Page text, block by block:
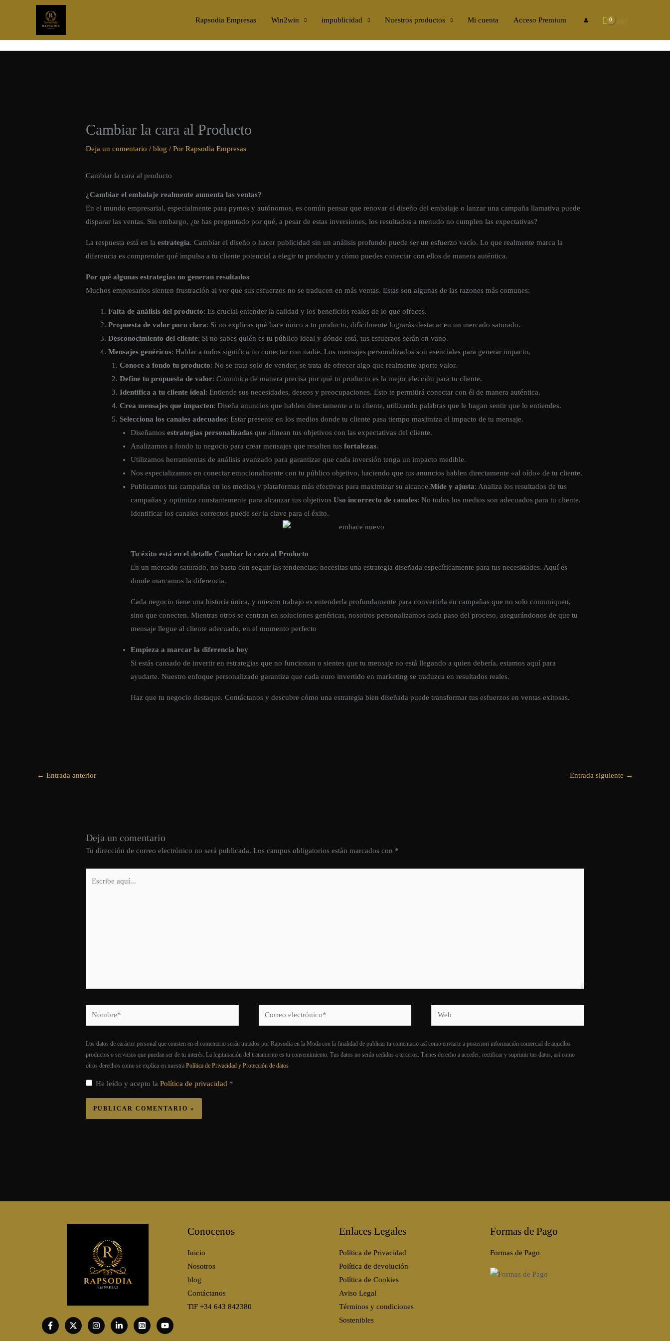
Rapsodia Empresas Win2win impublicidad Nuestros productos Mi cuenta Acceso Premium 0.00
Cambiar la cara al Producto
Deja un comentario /blog / PorRapsodia Empresas
Cambiar la cara al producto
¿Cambiar el embalaje realmente aumenta las ventas?
En el mundo empresarial, especialmente para pymes y autónomos, es común pensar que renovar el diseño del embalaje o lanzar una campaña llamativa puede
disparar las ventas. Sin embargo, ¿te has preguntado por qué, a pesar de estas inversiones, los resultados a menudo no cumplen las expectativas?
La respuesta está en laestrategia. Cambiar el diseño o hacer publicidad sin un análisis profundo puede ser un esfuerzo vacío. Lo que realmente marca la
diferencia es comprender qué impulsa a tu cliente potencial a elegir tu producto y cómo puedes conectar con ellos de manera auténtica.
Por qué algunas estrategias no generan resultados
Muchos empresarios sienten frustración al ver que sus esfuerzos no se traducen en más ventas. Estas son algunas de las razones más comunes:
Falta de análisis del producto: Es crucial entender la calidad y los beneficios reales de lo que ofreces.
Propuesta de valor poco clara: Si no explicas qué hace único a tu producto, difícilmente lograrás destacar en un mercado saturado.
Desconocimiento del cliente: Si no sabes quién es tu público ideal y dónde está, tus esfuerzos serán en vano.
Mensajes genéricos: Hablar a todos significa no conectar con nadie. Los mensajes personalizados son esenciales para generar impacto.
Conoce a fondo tu producto: No se trata solo de vender; se trata de ofrecer algo que realmente aporte valor.
Define tu propuesta de valor: Comunica de manera precisa por qué tu producto es la mejor elección para tu cliente.
Identifica a tu cliente ideal: Entiende sus necesidades, deseos y preocupaciones. Esto te permitirá conectar con él de manera auténtica.
Crea mensajes que impacten: Diseña anuncios que hablen directamente a tu cliente, utilizando palabras que le hagan sentir que lo entiendes.
Selecciona los canales adecuados: Estar presente en los medios donde tu cliente pasa tiempo maximiza el impacto de tu mensaje.
Diseñamosestrategias personalizadas que alinean tus objetivos con las expectativas del cliente.
Analizamos a fondo tu negocio para crear mensajes que resalten tusfortalezas.
Utilizamos herramientas de análisis avanzado para garantizar que cada inversión tenga un impacto medible.
Nos especializamos en conectar emocionalmente con tu público objetivo, haciendo que tus anuncios hablen directamente «al oído» de tu cliente.
Publicamos tus campañas en los medios y plataformas más efectivas para maximizar su alcance.Mide y ajusta: Analiza los resultados de tus
campañas y optimiza constantemente para alcanzar tus objetivosUso incorrecto de canales: No todos los medios son adecuados para tu cliente.
Identificar los canales correctos puede ser la clave para el éxito.
Tu éxito está en el detalle Cambiar la cara al Producto
En un mercado saturado, no basta con seguir las tendencias; necesitas una estrategia diseñada específicamente para tus necesidades. Aquí es
donde marcamos la diferencia.
Cada negocio tiene una historia única, y nuestro trabajo es entenderla profundamente para convertirla en campañas que no solo comuniquen,
sino que conecten. Mientras otros se centran en soluciones genéricas, nosotros personalizamos cada paso del proceso, asegurándonos de que tu
mensaje llegue al cliente adecuado, en el momento perfecto
Empieza a marcar la diferencia hoy
Si estás cansado de invertir en estrategias que no funcionan o sientes que tu mensaje no está llegando a quien debería, estamos aquí para
ayudarte. Nuestro enfoque personalizado garantiza que cada euro invertido en marketing se traduzca en resultados reales.
Haz que tu negocio destaque. Contáctanos y descubre cómo una estrategia bien diseñada puede transformar tus esfuerzos en ventas exitosas.
← Entrada anterior Entrada siguiente →
Deja un comentario
Tu dirección de correo electrónico no será publicada. Los campos obligatorios están marcados con *
Nombre*
Correo
electrónico*
Web
Los datos de carácter personal que consten en el comentario serán tratados por Rapsodia en la Moda con la finalidad de publicar tu comentario así como enviarte a posteriori información comercial de aquellos
productos o servicios que puedan ser de tu interés. La legitimación del tratamiento es tu consentimiento. Tus datos no serán cedidos a terceros. Tienes derecho a acceder, rectificar y suprimir tus datos, así como
otros derechos como se explica en nuestraPolítica de Privacidad y Protección de datos
He leído y acepto laPolítica de privacidad *
Conocenos
Inicio
Nosotros
blog
Contáctanos
TlF +34 643 842380
Enlaces Legales
Política de Privacidad
Política de devolución
Política de Cookies
Aviso Legal
Términos y condiciones
Sostenibles
Formas de Pago
Formas de Pago